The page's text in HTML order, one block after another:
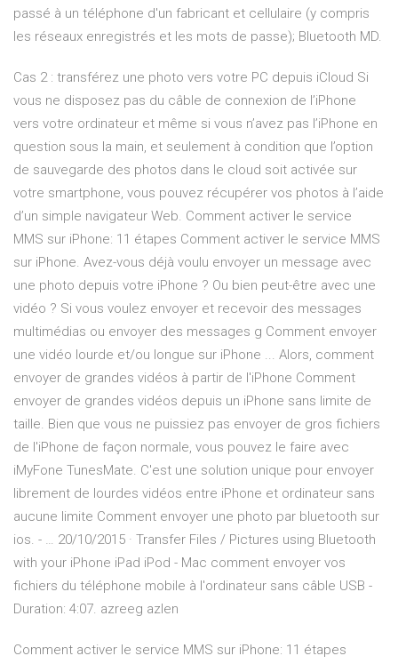
passé à un téléphone d'un fabricant et cellulaire (y compris
les réseaux enregistrés et les mots de passe); Bluetooth MD.
Cas 2 : transférez une photo vers votre PC depuis iCloud Si
vous ne disposez pas du câble de connexion de l’iPhone
vers votre ordinateur et même si vous n’avez pas l’iPhone en
question sous la main, et seulement à condition que l’option
de sauvegarde des photos dans le cloud soit activée sur
votre smartphone, vous pouvez récupérer vos photos à l’aide
d’un simple navigateur Web. Comment activer le service
MMS sur iPhone: 11 étapes Comment activer le service MMS
sur iPhone. Avez-vous déjà voulu envoyer un message avec
une photo depuis votre iPhone ? Ou bien peut-être avec une
vidéo ? Si vous voulez envoyer et recevoir des messages
multimédias ou envoyer des messages g Comment envoyer
une vidéo lourde et/ou longue sur iPhone ... Alors, comment
envoyer de grandes vidéos à partir de l'iPhone Comment
envoyer de grandes vidéos depuis un iPhone sans limite de
taille. Bien que vous ne puissiez pas envoyer de gros fichiers
de l'iPhone de façon normale, vous pouvez le faire avec
iMyFone TunesMate. C'est une solution unique pour envoyer
librement de lourdes vidéos entre iPhone et ordinateur sans
aucune limite Comment envoyer une photo par bluetooth sur
ios. - … 20/10/2015 · Transfer Files / Pictures using Bluetooth
with your iPhone iPad iPod - Mac comment envoyer vos
fichiers du téléphone mobile à l'ordinateur sans câble USB -
Duration: 4:07. azreeg azlen
Comment activer le service MMS sur iPhone: 11 étapes